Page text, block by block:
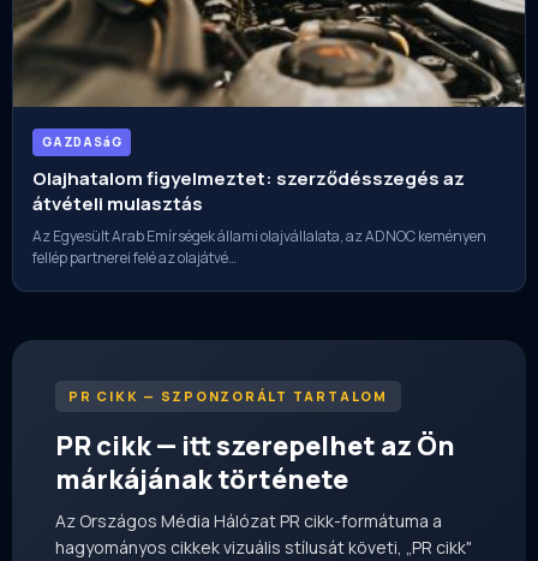
GAZDASáG
Olajhatalom figyelmeztet: szerződésszegés az
átvételi mulasztás
Az Egyesült Arab Emírségek állami olajvállalata, az ADNOC keményen
fellép partnerei felé az olajátvé…
PR CIKK — SZPONZORÁLT TARTALOM
PR cikk — itt szerepelhet az Ön
márkájának története
Az Országos Média Hálózat PR cikk-formátuma a
hagyományos cikkek vizuális stílusát követi, „PR cikk"